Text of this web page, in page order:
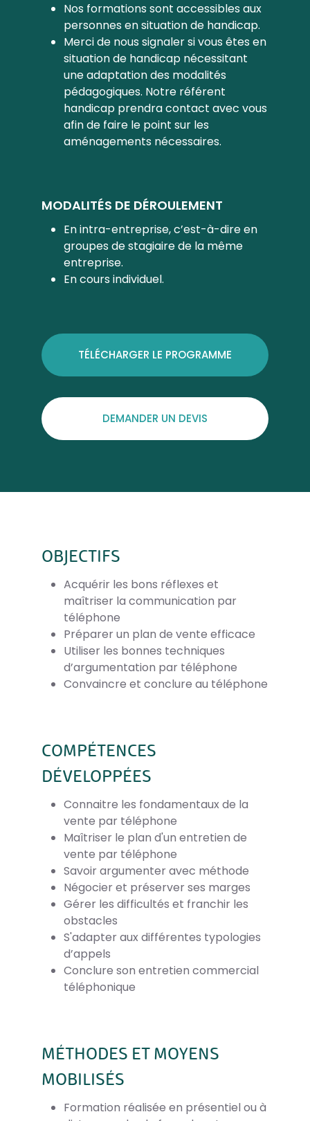
Nos formations sont accessibles aux
personnes en situation de handicap.
Merci de nous signaler si vous êtes en
situation de handicap nécessitant
une adaptation des modalités
pédagogiques. Notre référent
handicap prendra contact avec vous
afin de faire le point sur les
aménagements nécessaires.
MODALITÉS DE DÉROULEMENT
En intra-entreprise, c’est-à-dire en
groupes de stagiaire de la même
entreprise.
En cours individuel.
TÉLÉCHARGER LE PROGRAMME
DEMANDER UN DEVIS
OBJECTIFS
Acquérir les bons réflexes et
maîtriser la communication par
téléphone
Préparer un plan de vente efficace
Utiliser les bonnes techniques
d’argumentation par téléphone
Convaincre et conclure au téléphone
COMPÉTENCES
DÉVELOPPÉES
Connaitre les fondamentaux de la
vente par téléphone
Maîtriser le plan d'un entretien de
vente par téléphone
Savoir argumenter avec méthode
Négocier et préserver ses marges
Gérer les difficultés et franchir les
obstacles
S'adapter aux différentes typologies
d’appels
Conclure son entretien commercial
téléphonique
MÉTHODES ET MOYENS
MOBILISÉS
Formation réalisée en présentiel ou à